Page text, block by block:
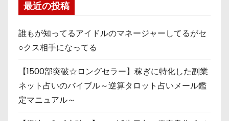
最近の投稿
誰もが知ってるアイドルのマネージャーしてるがセ
○クス相手になってる
【1500部突破☆ロングセラー】稼ぎに特化した副業
ネット占いのバイブル～逆算タロット占いメール鑑
定マニュアル～